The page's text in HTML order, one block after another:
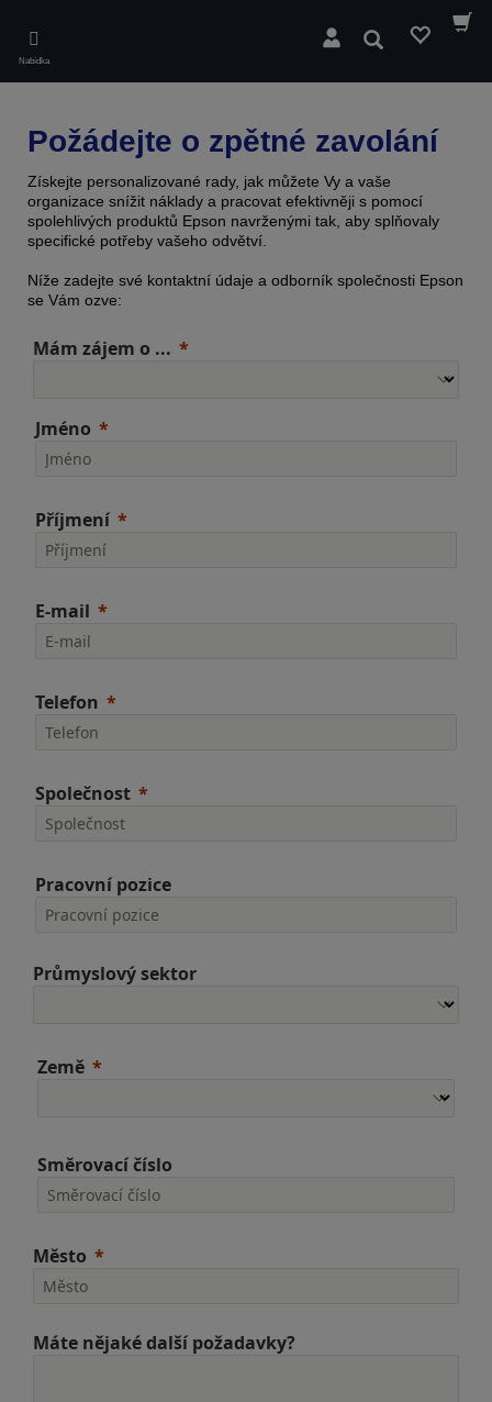
main
content
Nabídka
Hledat
Požádejte o zpětné zavolání
Získejte personalizované rady, jak můžete Vy a vaše
organizace snížit náklady a pracovat efektivněji s pomocí
spolehlivých produktů Epson navrženými tak, aby splňovaly
specifické potřeby vašeho odvětví.
Níže zadejte své kontaktní údaje a odborník společnosti Epson
se Vám ozve:
Mám zájem o ...
Jméno
Příjmení
E-mail
Telefon
Společnost
Pracovní pozice
Průmyslový sektor
Země
Směrovací číslo
Město
Máte nějaké další požadavky?